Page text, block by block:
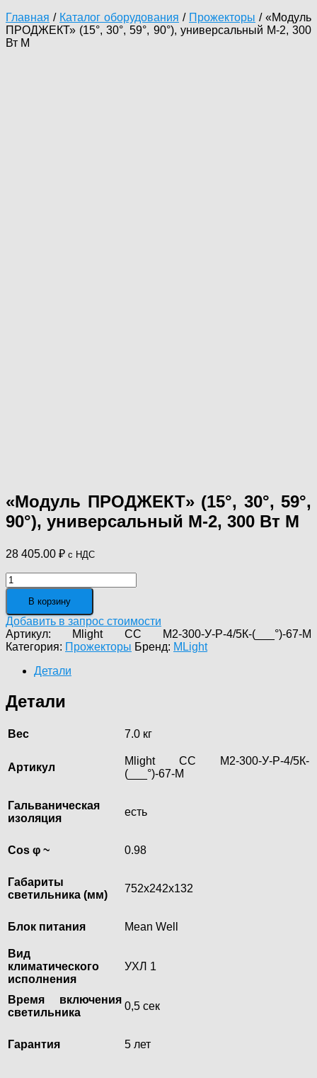
Главная / Каталог оборудования / Прожекторы / «Модуль
ПРОДЖЕКТ» (15°, 30°, 59°, 90°), универсальный М-2, 300
Вт M
«Модуль ПРОДЖЕКТ» (15°, 30°, 59°,
90°), универсальный М-2, 300 Вт M
28 405.00 ₽ с НДС
Количество
товара
"Модуль
ПРОДЖЕКТ"
(15°,
30°,
59°,
90°),
универсальный
М-2,
300
M
В корзину
Добавить в запрос стоимости
Артикул: Mlight CC М2-300-У-Р-4/5К-(___°)-67-M
Категория: Прожекторы Бренд: MLight
Детали
Детали
Вес 7.0 кг
Артикул
Mlight CC М2-300-У-Р-4/5К-
(___°)-67-M
Гальваническая
изоляция
есть
Cos φ ~ 0.98
Габариты
светильника (мм)
752х242х132
Блок питания Mean Well
Вид
климатического
исполнения
УХЛ 1
Время включения
светильника
0,5 сек
Гарантия 5 лет